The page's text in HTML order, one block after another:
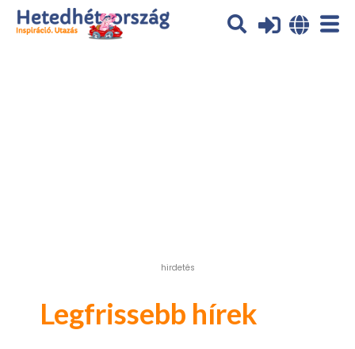
Az oldal sütiket (cookies) használ. További tájékoztatás itt:
Adatvédelmi tájékoztató
hirdetés
Legfrissebb hírek